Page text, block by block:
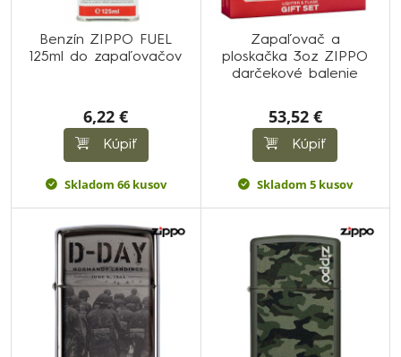
Benzín ZIPPO FUEL
125ml do zapaľovačov
6,22 €
Kúpiť
Skladom 66 kusov
Zapaľovač a
ploskačka 3oz ZIPPO
darčekové balenie
53,52 €
Kúpiť
Skladom 5 kusov